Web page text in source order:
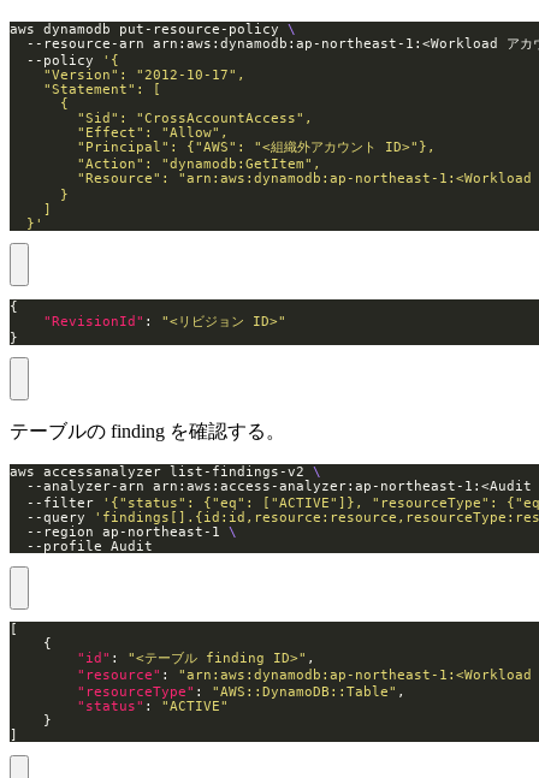
aws dynamodb put-resource-policy
--resource-arn arn:aws:dynamodb:ap-northeast-1:<Workload ア
  --policy
  }'
"RevisionId" : "<リビジョン ID>"
}
テーブルの finding を確認する。
aws accessanalyzer list-findings-v2
--analyzer-arn arn:aws:access-analyzer:ap-northeast-1:<Audit
  --filter
'{"status": {"eq": ["ACTIVE"]}, "resourceType":
  --query
  --region ap-northeast-1
  --profile Audit
"id" : "<テーブル finding ID>"
"resource" : "arn:aws:dynamodb:ap-northeast-
"resourceType" : "AWS::DynamoDB::Table"
"status" : "ACTIVE"